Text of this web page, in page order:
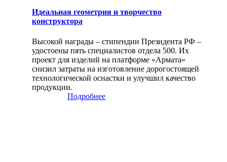
Идеальная геометрия и творчество
конструктора
Высокой награды – стипендии Президента РФ –
удостоены пять специалистов отдела 500. Их
проект для изделий на платформе «Армата»
снизил затраты на изготовление дорогостоящей
технологической оснастки и улучшил качество
продукции.
Подробнее